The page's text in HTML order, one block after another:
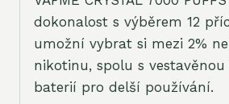
dokonalost s výběrem 12
umožní vybrat si mezi 2%
nikotinu, spolu s vestavěnou
baterií pro delší používání.